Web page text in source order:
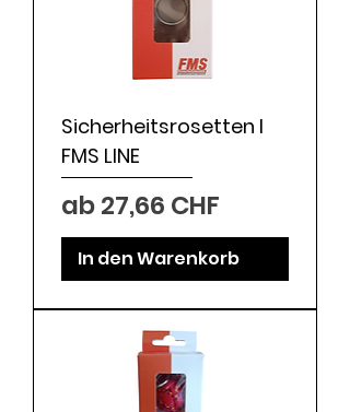
Sicherheitsrosetten I
FMS LINE
ab27,66 CHF
Sale-Preis
In den Warenkorb